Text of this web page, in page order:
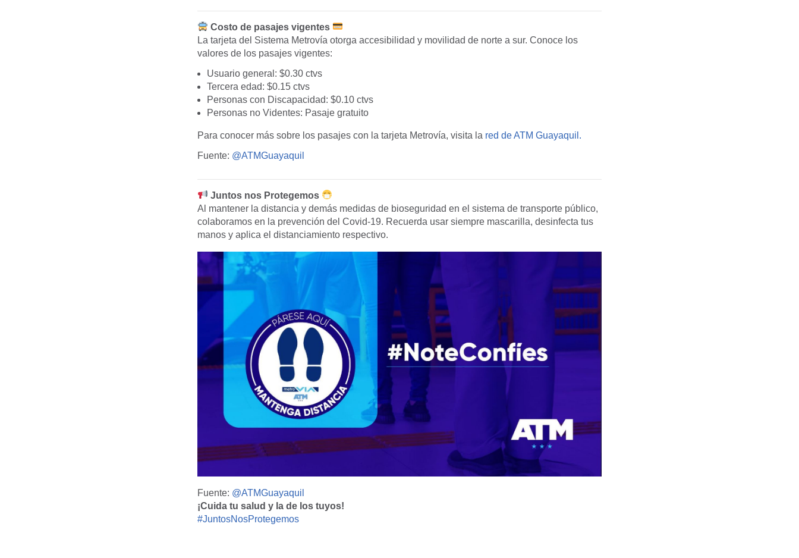
Costo de pasajes vigentes
La tarjeta del Sistema Metrovía otorga accesibilidad y movilidad de norte a sur. Conoce los
valores de los pasajes vigentes:
Usuario general: $0.30 ctvs
Tercera edad: $0.15 ctvs
Personas con Discapacidad: $0.10 ctvs
Personas no Videntes: Pasaje gratuito
Para conocer más sobre los pasajes con la tarjeta Metrovía, visita la red de ATM Guayaquil.
Fuente: @ATMGuayaquil
Juntos nos Protegemos
Al mantener la distancia y demás medidas de bioseguridad en el sistema de transporte público,
colaboramos en la prevención del Covid-19. Recuerda usar siempre mascarilla, desinfecta tus
manos y aplica el distanciamiento respectivo.
Fuente: @ATMGuayaquil
¡Cuida tu salud y la de los tuyos!
#JuntosNosProtegemos